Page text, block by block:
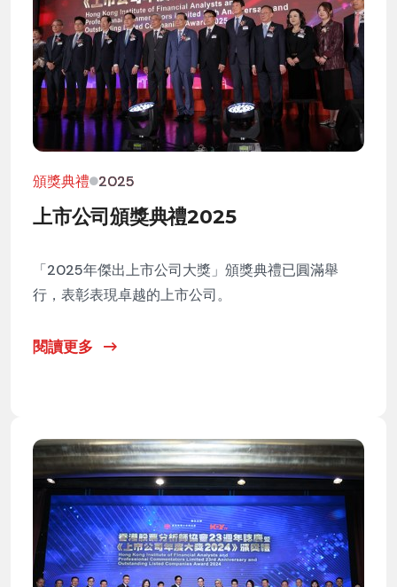
頒獎典禮 2025
上市公司頒獎典禮2025
「2025年傑出上市公司大獎」頒獎典禮已圓滿舉
行，表彰表現卓越的上市公司。
閱讀更多